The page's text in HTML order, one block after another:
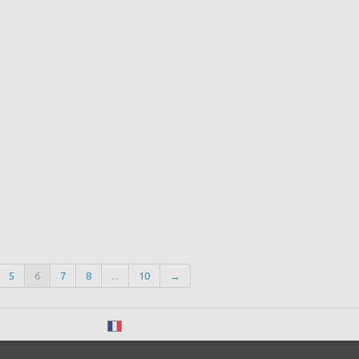
5 6 7 8 ... 10 →